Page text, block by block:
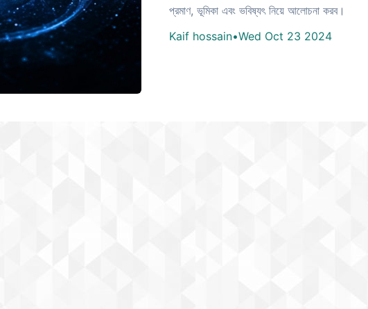
প্রমাণ, ভূমিকা এবং ভবিষ্যৎ নিয়ে আলোচনা করব।
Kaif hossain•Wed Oct 23 2024